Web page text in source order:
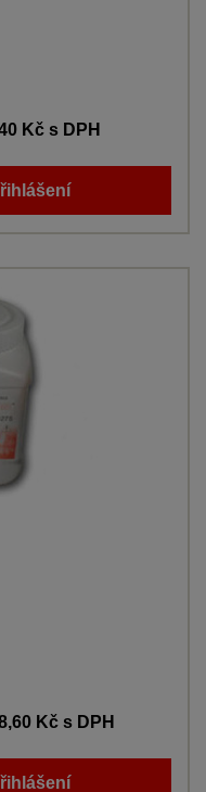
Kčs DPH
Kčs DPH